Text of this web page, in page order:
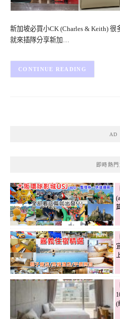
新加坡必買小CK (Charles & Keith)
就來插隊分享新加…
CONTINUE READING
AD
即時熱
(